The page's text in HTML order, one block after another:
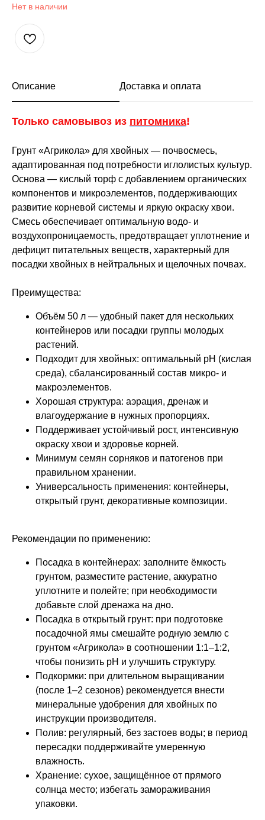
Нет в наличии
Описание Доставка и оплата
Только самовывоз из питомника!
Грунт «Агрикола» для хвойных — почвосмесь,
адаптированная под потребности иглолистых культур.
Основа — кислый торф с добавлением органических
компонентов и микроэлементов, поддерживающих
развитие корневой системы и яркую окраску хвои.
Смесь обеспечивает оптимальную водо- и
воздухопроницаемость, предотвращает уплотнение и
дефицит питательных веществ, характерный для
посадки хвойных в нейтральных и щелочных почвах.
Преимущества:
Объём 50 л — удобный пакет для нескольких
контейнеров или посадки группы молодых
растений.
Подходит для хвойных: оптимальный pH (кислая
среда), сбалансированный состав микро‑ и
макроэлементов.
Хорошая структура: аэрация, дренаж и
влагоудержание в нужных пропорциях.
Поддерживает устойчивый рост, интенсивную
окраску хвои и здоровье корней.
Минимум семян сорняков и патогенов при
правильном хранении.
Универсальность применения: контейнеры,
открытый грунт, декоративные композиции.
Рекомендации по применению:
Посадка в контейнерах: заполните ёмкость
грунтом, разместите растение, аккуратно
уплотните и полейте; при необходимости
добавьте слой дренажа на дно.
Посадка в открытый грунт: при подготовке
посадочной ямы смешайте родную землю с
грунтом «Агрикола» в соотношении 1:1–1:2,
чтобы понизить pH и улучшить структуру.
Подкормки: при длительном выращивании
(после 1–2 сезонов) рекомендуется внести
минеральные удобрения для хвойных по
инструкции производителя.
Полив: регулярный, без застоев воды; в период
пересадки поддерживайте умеренную
влажность.
Хранение: сухое, защищённое от прямого
солнца место; избегать замораживания
упаковки.